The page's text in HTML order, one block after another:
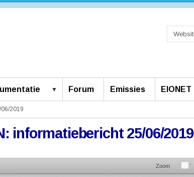
Forum Emissies EIONET
2019
informatiebericht 25/06/2019
Zoom